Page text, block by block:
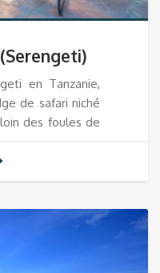
en Tanzanie,
de safari niché
des foules de